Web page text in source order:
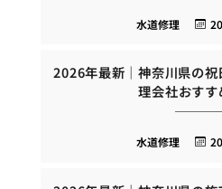
水道修理
2026年最新｜神奈川県の
理会社おすす
水道修理